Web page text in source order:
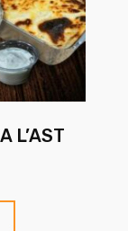
L’AST